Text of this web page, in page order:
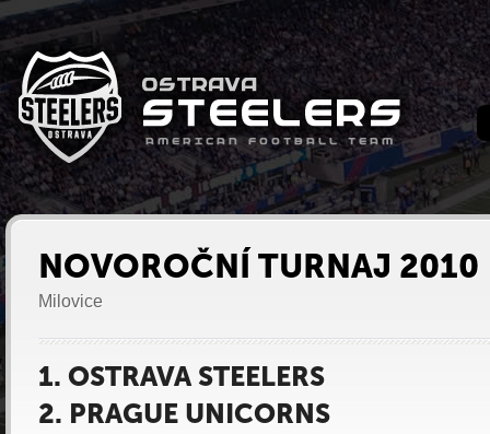
NOVOROČNÍ TURNAJ 2010
Milovice
1. OSTRAVA STEELERS
2. PRAGUE UNICORNS